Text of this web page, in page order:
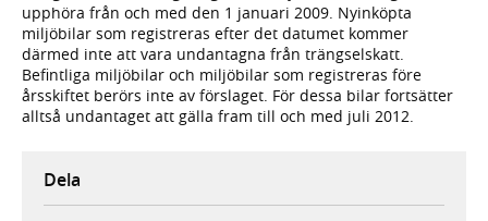
upphöra från och med den 1 januari 2009. Nyinköpta
miljöbilar som registreras efter det datumet kommer
därmed inte att vara undantagna från trängselskatt.
Befintliga miljöbilar och miljöbilar som registreras före
årsskiftet berörs inte av förslaget. För dessa bilar fortsätter
alltså undantaget att gälla fram till och med juli 2012.
Dela